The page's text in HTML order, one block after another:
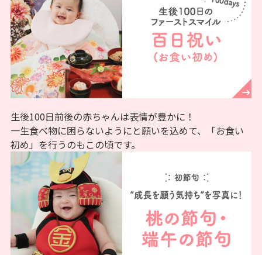
生後100日前後の赤ちゃんは表情が豊かに！
一生食べ物に困らないようにと願いを込めて、「お食い
初め」を行うのもこの頃です。